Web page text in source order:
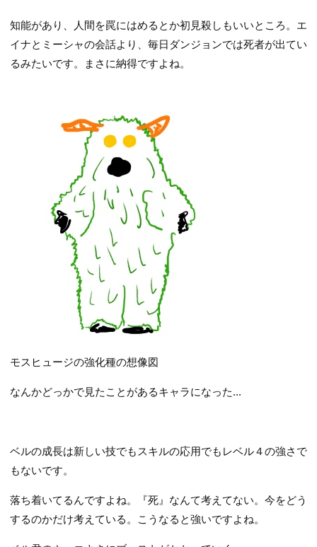
知能があり、人間を罠にはめるとか初見殺しもいいところ。エ
イナとミーシャの会話より、毎日ダンジョンでは死者が出てい
るみたいです。まさに納得ですよね。
モスヒュージの強化種の想像図
なんかどっかで見たことがあるキャラになった...
ベルの成長は新しい技でもスキルの応用でもレベル４の強さで
もないです。
落ち着いてるんですよね。『死』なんて考えてない。今をどう
するのかだけ考えている。こうなると強いですよね。